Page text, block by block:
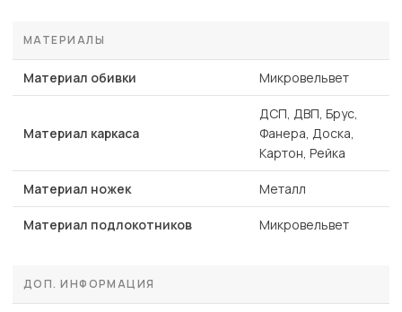
МАТЕРИАЛЫ
Материал обивки Микровельвет
Материал каркаса
ДСП, ДВП, Брус,
Фанера, Доска,
Картон, Рейка
Материал ножек Металл
Материал подлокотников Микровельвет
ДОП. ИНФОРМАЦИЯ